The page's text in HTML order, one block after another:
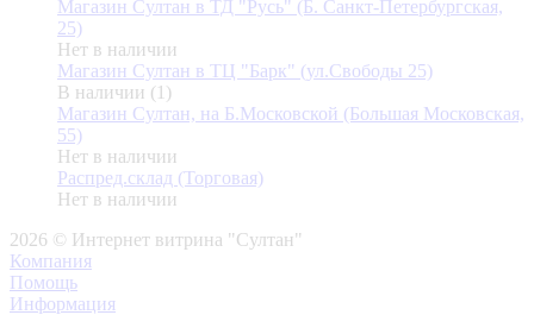
Магазин Султан в ТД "Русь" (Б. Санкт-Петербургская,
25)
Нет в наличии
Магазин Султан в ТЦ "Барк" (ул.Свободы 25)
В наличии (1)
Магазин Султан, на Б.Московской (Большая Московская,
55)
Нет в наличии
Распред.склад (Торговая)
Нет в наличии
2026 © Интернет витрина "Султан"
Компания
Помощь
Информация